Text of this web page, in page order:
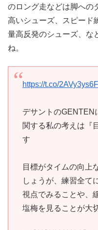
のロング走などは脚への
高いシューズ、スピード
量高反発のシューズ、な
ね。
https://t.co/
デサントのGENTEN
関する私の考えは『
す
目標がタイムの向上
しょうが、練習全て
視点でみることや、
塩梅を見ることが大